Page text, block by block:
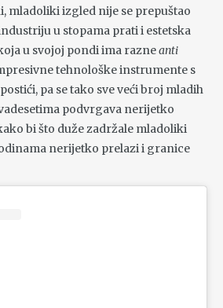
mladoliki izgled nije se prepuštao
u stopama prati i estetska
u svojoj pondi ima razneanti
tehnološke instrumente s
pa se tako sve veći broj mladih
podvrgava nerijetko
bi što duže zadržale mladoliki
nerijetko prelazi i granice